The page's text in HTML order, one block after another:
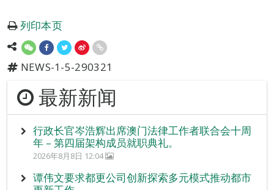
列印本页
NEWS-1-5-290321
最新新闻
行政长官岑浩辉出席澳门法律工作者联合会十周
年 – 第四届架构成员就职典礼。
2026年8月8日 12:04
谭伟文要求都更公司创新探索多元模式推动都市